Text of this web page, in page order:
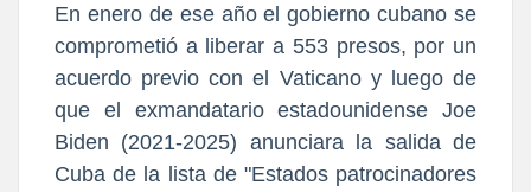
En enero de ese año el gobierno cubano se
comprometió a liberar a 553 presos, por un
acuerdo previo con el Vaticano y luego de
que el exmandatario estadounidense Joe
Biden (2021-2025) anunciara la salida de
Cuba de la lista de "Estados patrocinadores